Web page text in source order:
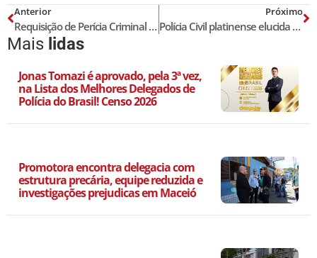
Anterior
Requisição de Perícia Criminal em Arma de Fogo
Próximo
Polícia Civil platinense elucida crime que chocou o Norte do Paraná
Mais lidas
Jonas Tomazi é aprovado, pela 3ª vez,
na Lista dos Melhores Delegados de
Polícia do Brasil! Censo 2026
Promotora encontra delegacia com
estrutura precária, equipe reduzida e
investigações prejudicas em Maceió